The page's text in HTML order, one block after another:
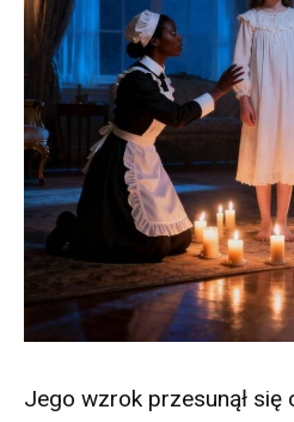
Jego wzrok przesunął się